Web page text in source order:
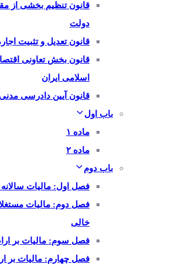
قانون تنظیم بخشی از
دولت
قانون تعدیل و تثبیت
قانون بخش تعاونی
اسلامی ایران
قانون آیین دادرسی مدنی
باب اول
ماده ۱
ماده ۲
باب دوم
فصل اول: مالیات سالانه
فصل دوم: مالیات
خالی
فصل سوم: مالیات بر
فصل چهارم: مالیات بر